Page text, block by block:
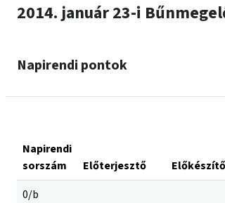
2014. január 23-i
Napirendi pontok
Napirendi
sorszám
Előterjesztő Előkészítő
0/b